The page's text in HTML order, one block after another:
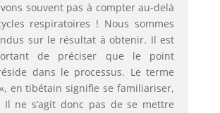
souvent pas à compter au-delà
respiratoires ! Nous sommes
sur le résultat à obtenir. Il est
de préciser que le point
dans le processus. Le terme
en tibétain signifie se familiariser,
Il ne s’agit donc pas de se mettre